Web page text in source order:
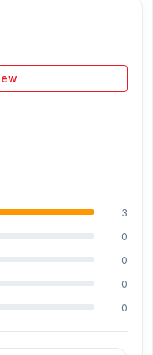
installation
nearby components on
to over-tighten or force
time?
inside Dhaka city up to 2
5 working days.
যায় তাহলে ডিসপ্লে না লাগিয়ে নূর
3
0
0
0
0